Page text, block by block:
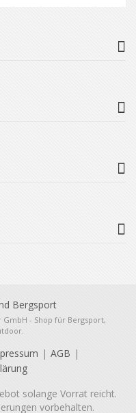
GmbH - Shop für Bergsport,
AGB
solange Vorrat reicht.
vorbehalten.